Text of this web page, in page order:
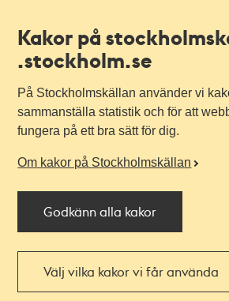
Kakor på
.stockholm.se
På Stockholmskällan använder vi
sammanställa statistik och för att
fungera på ett bra sätt för dig.
Om kakor på Stockholmskällan
Godkänn alla kakor
Välj vilka kakor vi får använda